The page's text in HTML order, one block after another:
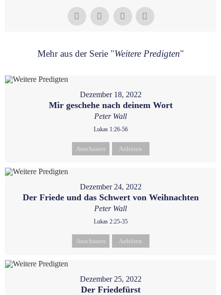
Mehr aus der Serie "Weitere Predigten"
Dezember 18, 2022
Mir geschehe nach deinem Wort
Peter Wall
Lukas 1:26-56
Anschauen Anhören
Dezember 24, 2022
Der Friede und das Schwert von Weihnachten
Peter Wall
Lukas 2:25-35
Anschauen Anhören
Dezember 25, 2022
Der Friedefürst